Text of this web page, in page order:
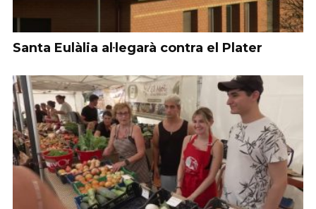
Santa Eulàlia al·legarà contra el Plater